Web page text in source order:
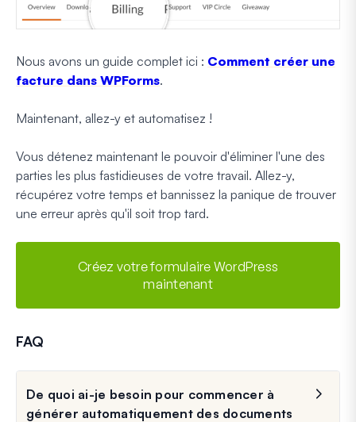
Nous avons un guide complet ici : Comment créer une
facture dans WPForms.
Maintenant, allez-y et automatisez !
Vous détenez maintenant le pouvoir d'éliminer l'une des
parties les plus fastidieuses de votre travail. Allez-y,
récupérez votre temps et bannissez la panique de trouver
une erreur après qu'il soit trop tard.
Créez votre formulaire WordPress
maintenant
FAQ
De quoi ai-je besoin pour commencer à
générer automatiquement des documents